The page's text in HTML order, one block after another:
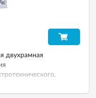
двухрамная
42U.